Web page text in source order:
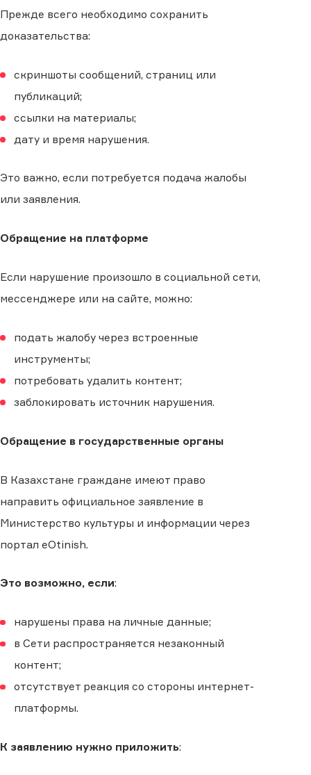
Прежде всего необходимо сохранить
доказательства:
скриншоты сообщений, страниц или
публикаций;
ссылки на материалы;
дату и время нарушения.
Это важно, если потребуется подача жалобы
или заявления.
Обращение на платформе
Если нарушение произошло в социальной сети,
мессенджере или на сайте, можно:
подать жалобу через встроенные
инструменты;
потребовать удалить контент;
заблокировать источник нарушения.
Обращение в государственные органы
В Казахстане граждане имеют право
направить официальное заявление в
Министерство культуры и информации через
портал eOtinish.
Это возможно, если:
нарушены права на личные данные;
в Сети распространяется незаконный
контент;
отсутствует реакция со стороны интернет-
платформы.
К заявлению нужно приложить: